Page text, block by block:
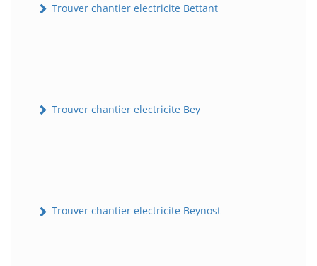
Trouver chantier electricite Bettant
Trouver chantier electricite Bey
Trouver chantier electricite Beynost